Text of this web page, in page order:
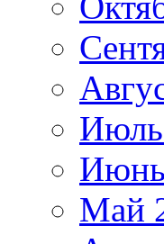
Май